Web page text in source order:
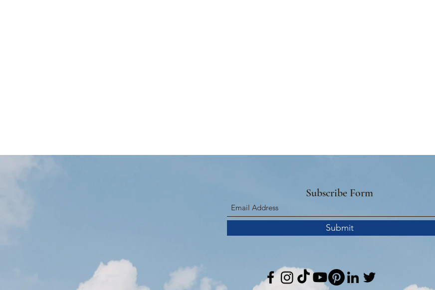
Subscribe Form
Submit